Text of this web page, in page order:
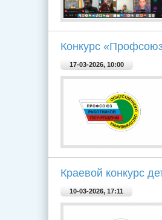
Конкурс
17-03-2026, 10:00
Краевой конкурс
10-03-2026, 17:11